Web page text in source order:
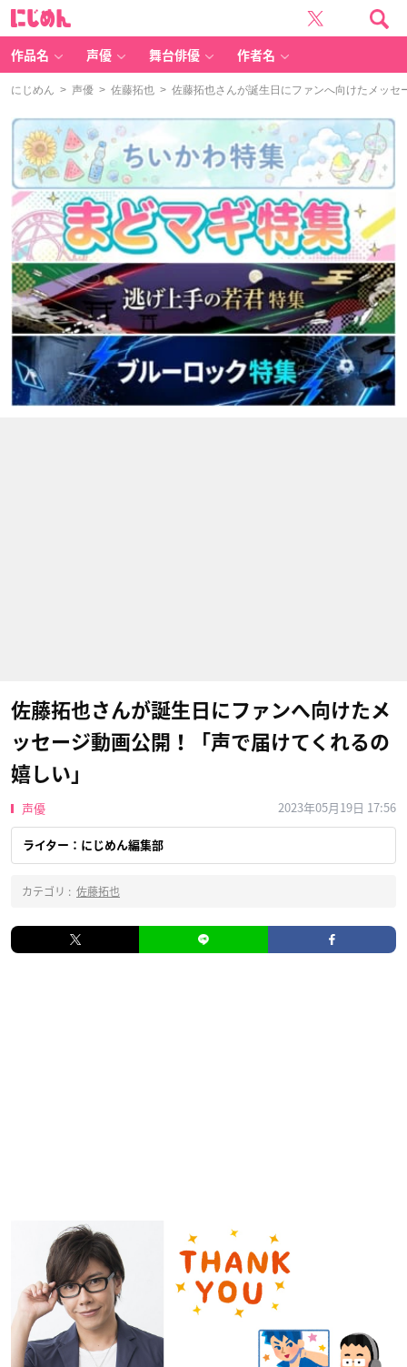
作品名 声優 舞台俳優 作者名
にじめん > 声優 > 佐藤拓也 > 佐藤拓也さんが誕生日にファンへ向けたメッセ
佐藤拓也さんが誕生日にファンへ向けたメ
ッセージ動画公開！「声で届けてくれるの
嬉しい」
声優 2023年05月19日 17:56
ライター：にじめん編集部
カテゴリ : 佐藤拓也